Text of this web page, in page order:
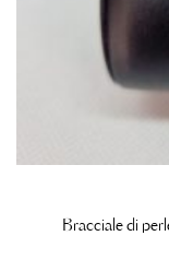
Bracciale di